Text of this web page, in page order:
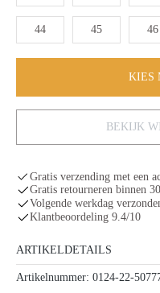
44 45 46
KIES
BEKIJK
Gratis verzending met een
Gratis retourneren binnen
Volgende werkdag
Klantbeoordeling 9.4/10
ARTIKELDETAILS
Artikelnummer: 0124-22-